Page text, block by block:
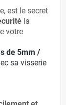
est le secret
la
votre
de 5mm /
sa visserie